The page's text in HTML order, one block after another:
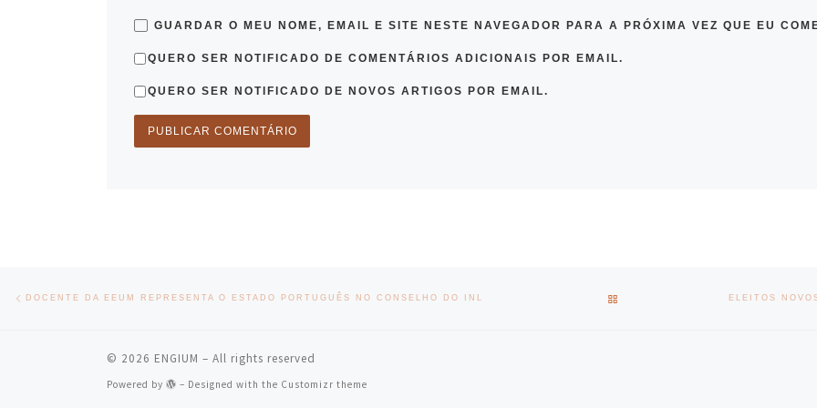
GUARDAR O MEU NOME, EMAIL E SITE NESTE NAVEGADOR PARA A PRÓXIMA VEZ QUE EU
QUERO SER NOTIFICADO DE COMENTÁRIOS ADICIONAIS POR EMAIL.
QUERO SER NOTIFICADO DE NOVOS ARTIGOS POR EMAIL.
Post navigation
DOCENTE DA EEUM REPRESENTA O ESTADO PORTUGUÊS NO CONSELHO DO INL BACK TO POST LIST
© 2026 ENGIUM – All rights reserved
Powered by – Designed with the Customizr theme